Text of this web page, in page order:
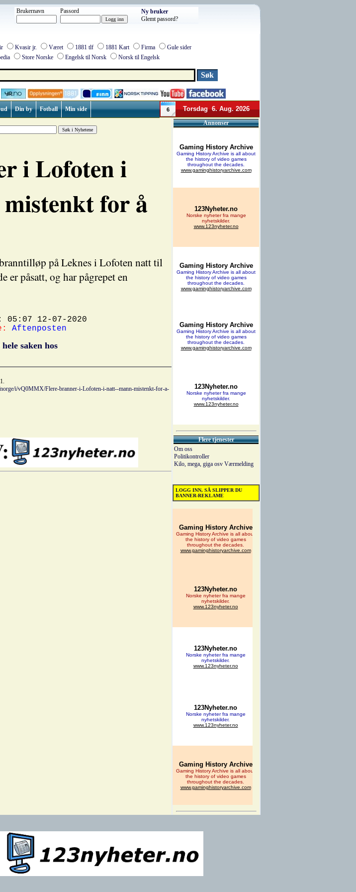
Brukernavn Passord
Ny bruker
Glemt passord?
Kvasir jr. Været 1881 tlf 1881 Kart Firma
Gule sider
Store Norske Engelsk til Norsk Norsk til Engelsk
Din by Fotball Min side 6 Torsdag 6. Aug. 2026
i Lofoten i
for å
på Leknes i Lofoten natt til
er påsatt, og har pågrepet en
12-07-2020
Aftenposten
hele saken hos
i/vQ0MMX/Flere-branner-i-Lofoten-i-natt--mann-mistenkt-for-a-
Annonser
Flere tjenester
Om oss
Politikontroller
Kilo, mega, giga osv Værmelding
LOGG INN, SÅ SLIPPER DU
BANNER-REKLAME